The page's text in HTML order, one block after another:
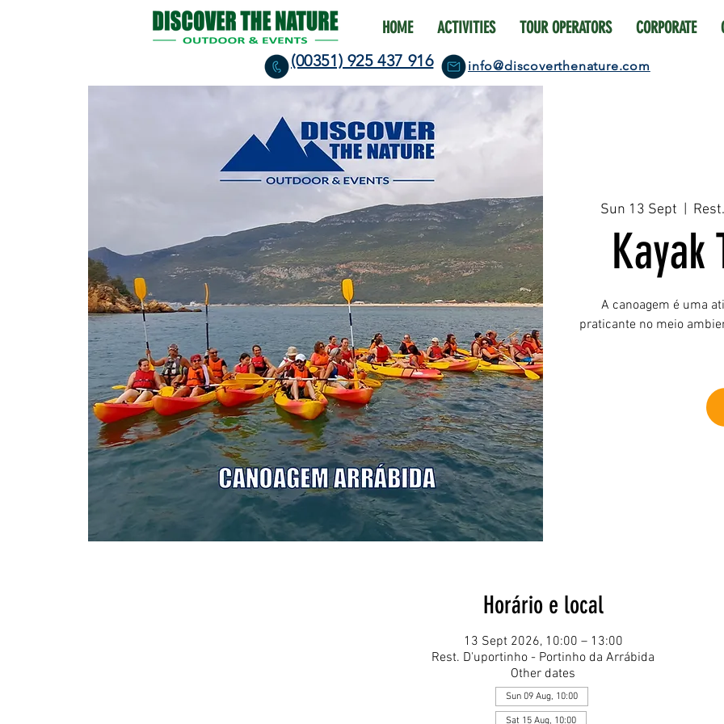
HOME ACTIVITIES TOUR OPERATORS CORPORATE
(00351) 925 437 916 info@discoverthenature.com
Sun 13 Sept
Kayak
A canoagem é uma
praticante no meio
Horário e local
13 Sept 2026, 10:00 – 13:00
Rest. D'uportinho - Portinho da Arrábida
Other dates
Sun 09 Aug, 10:00
Sat 15 Aug, 10:00